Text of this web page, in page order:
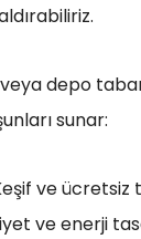
veya depo
sunar:
ve ücretsiz
ve enerji